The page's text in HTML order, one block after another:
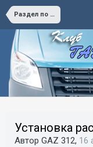
Раздел по ЗМЗ-406
Установка
Автор GAZ 312, 16